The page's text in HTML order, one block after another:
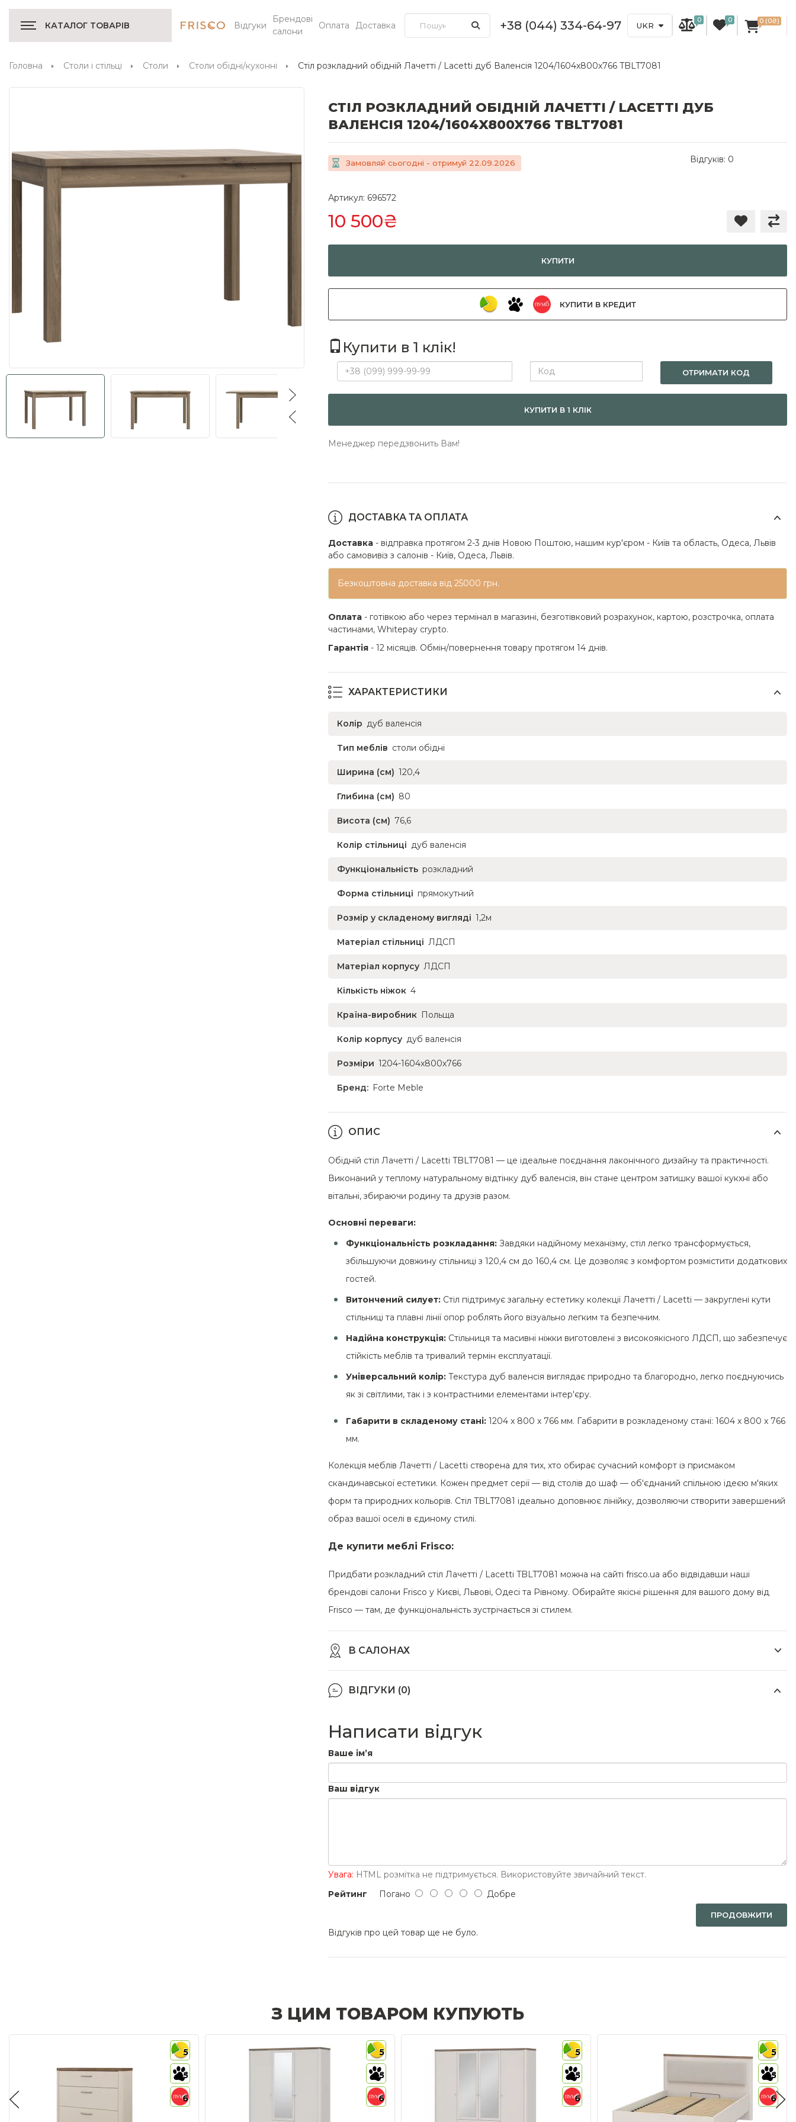
КАТАЛОГ ТОВАРІВ Відгуки
Брендові
салони
Оплата Доставка +38 (044) 334-64-97 UKR
0 0 0 (0₴)
Головна Столи і стільці Столи Столи обідні/кухонні Стіл розкладний обідній Лачетті / Lacetti дуб Валенсія 1204/1604x800x766 TBLT7081
СТІЛ РОЗКЛАДНИЙ ОБІДНІЙ ЛАЧЕТТІ / LACETTI ДУБ
ВАЛЕНСІЯ 1204/1604X800X766 TBLT7081
Замовляй сьогодні - отримуй 22.09.2026 Відгуків: 0
Артикул: 696572
10 500₴
КУПИТИ
КУПИТИ В КРЕДИТ
Купити в 1 клік!
ОТРИМАТИ КОД
КУПИТИ В 1 КЛІК
Менеджер передзвонить Вам!
ДОСТАВКА ТА ОПЛАТА
Доставка - відправка протягом 2-3 днів Новою Поштою, нашим кур'єром - Київ та область, Одеса, Львів
або самовивіз з салонів - Київ, Одеса, Львів.
Безкоштовна доставка від 25000 грн.
Оплата - готівкою або через термінал в магазині, безготівковий розрахунок, картою, розстрочка, оплата
частинами, Whitepay crypto.
Гарантія - 12 місяців. Обмін/повернення товару протягом 14 днів.
ХАРАКТЕРИСТИКИ
Колір дуб валенсія
Тип меблів столи обідні
Ширина (см) 120,4
Глибина (см) 80
Висота (см) 76,6
Колір стільниці дуб валенсія
Функціональність розкладний
Форма стільниці прямокутний
Розмір у складеному вигляді 1,2м
Матеріал стільниці ЛДСП
Матеріал корпусу ЛДСП
Кількість ніжок 4
Країна-виробник Польща
Колір корпусу дуб валенсія
Розміри 1204-1604x800x766
Бренд: Forte Meble
ОПИС
Обідній стіл Лачетті / Lacetti TBLT7081 — це ідеальне поєднання лаконічного дизайну та практичності.
Виконаний у теплому натуральному відтінку дуб валенсія, він стане центром затишку вашої кукхні або
вітальні, збираючи родину та друзів разом.
Основні переваги:
Функціональність розкладання: Завдяки надійному механізму, стіл легко трансформується,
збільшуючи довжину стільниці з 120,4 см до 160,4 см. Це дозволяє з комфортом розмістити додаткових
гостей.
Витончений силует: Стіл підтримує загальну естетику колекції Лачетті / Lacetti — закруглені кути
стільниці та плавні лінії опор роблять його візуально легким та безпечним.
Надійна конструкція: Стільниця та масивні ніжки виготовлені з високоякісного ЛДСП, що забезпечує
стійкість меблів та тривалий термін експлуатації.
Універсальний колір: Текстура дуб валенсія виглядає природно та благородно, легко поєднуючись
як зі світлими, так і з контрастними елементами інтер'єру.
Габарити в складеному стані: 1204 x 800 x 766 мм. Габарити в розкладеному стані: 1604 x 800 x 766
мм.
Колекція меблів Лачетті / Lacetti створена для тих, хто обирає сучасний комфорт із присмаком
скандинавської естетики. Кожен предмет серії — від столів до шаф — об'єднаний спільною ідеєю м'яких
форм та природних кольорів. Стіл TBLT7081 ідеально доповнює лінійку, дозволяючи створити завершений
образ вашої оселі в єдиному стилі.
Де купити меблі Frisco:
Придбати розкладний стіл Лачетті / Lacetti TBLT7081 можна на сайті frisco.ua або відвідавши наші
брендові салони Frisco у Києві, Львові, Одесі та Рівному. Обирайте якісні рішення для вашого дому від
Frisco — там, де функціональність зустрічається зі стилем.
В САЛОНАХ
ВІДГУКИ (0)
Написати відгук
Ваше ім’я
Ваш відгук
Увага: HTML розмітка не підтримується. Використовуйте звичайний текст.
Рейтинг Погано Добре
ПРОДОВЖИТИ
Відгуків про цей товар ще не було.
З ЦИМ ТОВАРОМ КУПУЮТЬ
5
5
6
5
5
6
5
5
6
5
5
6